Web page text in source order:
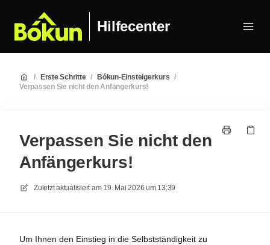
Hilfecenter
/ Erste Schritte / Bókun-Einsteigerkurs /
Verpassen Sie nicht den Anfängerkurs!
Verpassen Sie nicht den
Anfängerkurs!
Zuletzt aktualisiert am 19. Mai 2026 um 13:39
Um Ihnen den Einstieg in die Selbstständigkeit zu